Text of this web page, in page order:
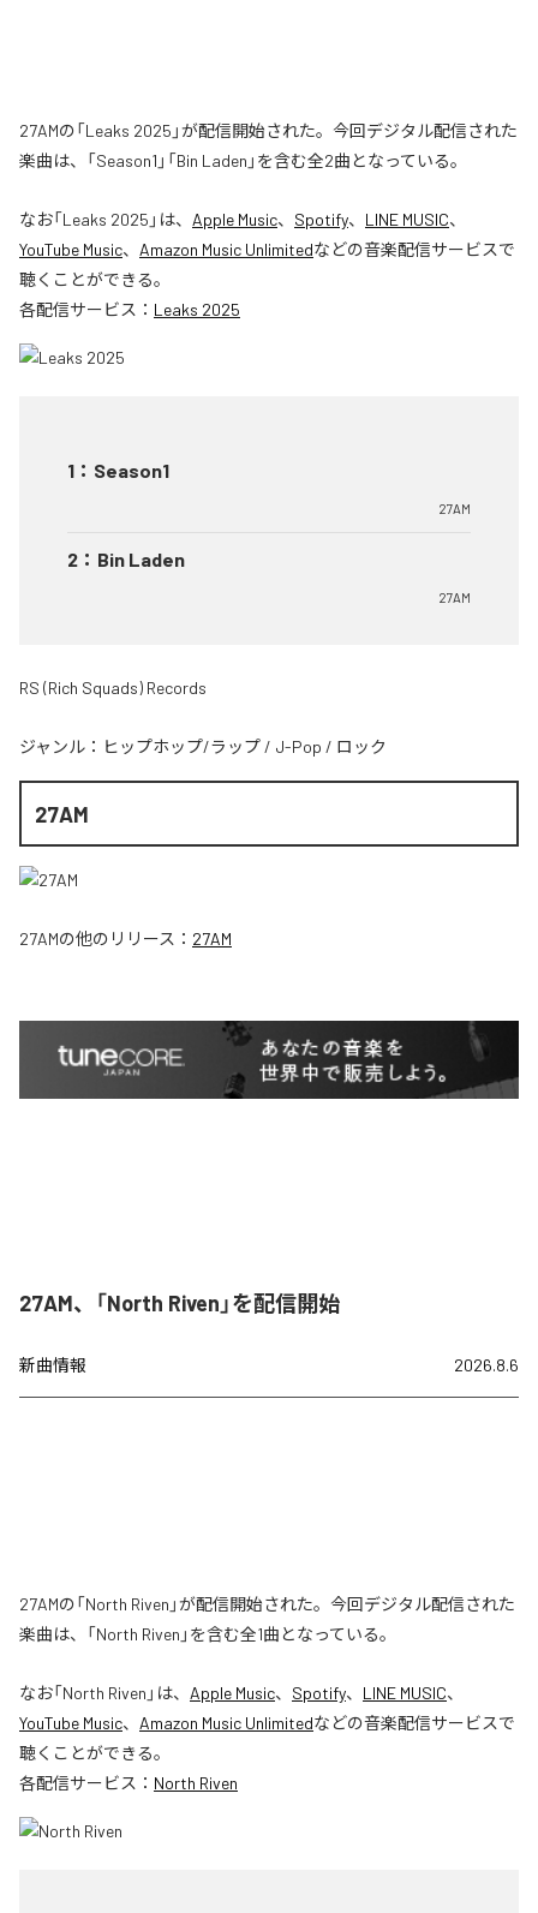
27AMの「Leaks 2025」が配信開始された。今回デジタル配信された
楽曲は、「Season1」「Bin Laden」を含む全2曲となっている。
なお「Leaks 2025 」は、 Apple Music、 Spotify、 LINE MUSIC、
YouTube Music、 Amazon Music Unlimitedなどの音楽配信サービスで
聴くことができる。
各配信サービス： Leaks 2025
1 ： Season1
27AM
2 ： Bin Laden
27AM
RS (Rich Squads) Records
ジャンル： ヒップホップ/ラップ / J-Pop / ロック
27AM
27AMの他のリリース： 27AM
27AM、「North Riven」を配信開始
新曲情報 2026.8.6
27AMの「North Riven」が配信開始された。今回デジタル配信された
楽曲は、「North Riven」を含む全1曲となっている。
なお「North Riven 」は、 Apple Music、 Spotify、 LINE MUSIC、
YouTube Music、 Amazon Music Unlimitedなどの音楽配信サービスで
聴くことができる。
各配信サービス： North Riven